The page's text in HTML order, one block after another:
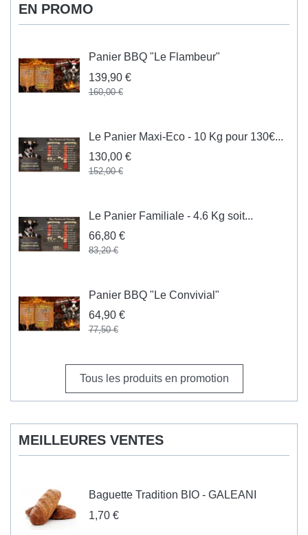
EN PROMO
Panier BBQ "Le Flambeur"
139,90 €
160,00 €
Le Panier Maxi-Eco - 10 Kg pour 130€...
130,00 €
152,00 €
Le Panier Familiale - 4.6 Kg soit...
66,80 €
83,20 €
Panier BBQ "Le Convivial"
64,90 €
77,50 €
Tous les produits en promotion
MEILLEURES VENTES
Baguette Tradition BIO - GALEANI
1,70 €